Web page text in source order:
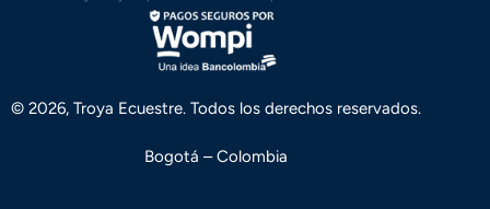
© 2026, Troya Ecuestre. Todos los derechos reservados.
Bogotá – Colombia